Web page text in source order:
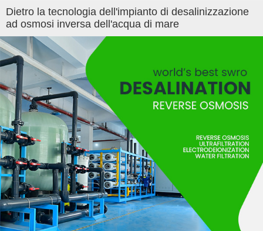
Dietro la tecnologia dell'impianto di desalinizzazione
ad osmosi inversa dell'acqua di mare